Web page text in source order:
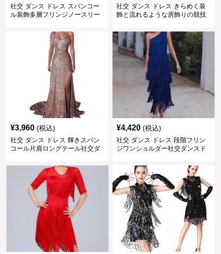
社交 ダンス ドレス スパンコー
ル装飾多層フリンジノースリー
社交 ダンス ドレス きらめく装
飾と流れるような房飾りの競技
¥3,960 (税込)
社交 ダンス ドレス 輝きスパン
コール片肩ロングテール社交ダ
¥4,420 (税込)
社交 ダンス ドレス 段階フリン
ジワンショルダー社交ダンスド